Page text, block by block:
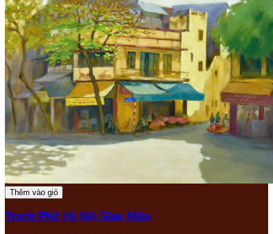
Thêm vào giỏ
Tranh Phố Hà Nội Giao Mùa